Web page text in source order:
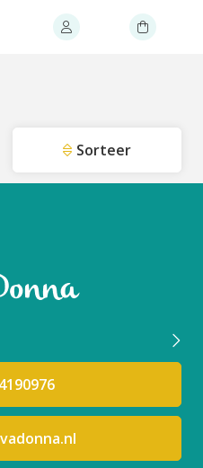
Sorteer